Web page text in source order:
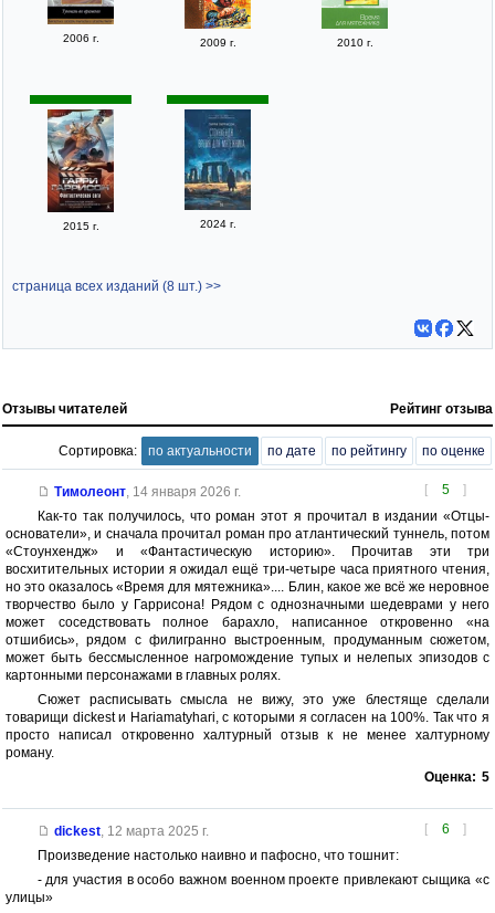
2006 г. 2009 г. 2010 г.
2015 г. 2024 г.
страница всех изданий (8 шт.) >>
Отзывы читателей Рейтинг отзыва
Сортировка: по актуальности по дате по рейтингу по оценке
[ 5 ]
Тимолеонт, 14 января 2026 г.
Как-то так получилось, что роман этот я прочитал в издании «Отцы-
основатели», и сначала прочитал роман про атлантический туннель, потом
«Стоунхендж» и «Фантастическую историю». Прочитав эти три
восхитительных истории я ожидал ещё три-четыре часа приятного чтения,
но это оказалось «Время для мятежника».... Блин, какое же всё же неровное
творчество было у Гаррисона! Рядом с однозначными шедеврами у него
может соседствовать полное барахло, написанное откровенно «на
отшибись», рядом с филигранно выстроенным, продуманным сюжетом,
может быть бессмысленное нагромождение тупых и нелепых эпизодов с
картонными персонажами в главных ролях.
Сюжет расписывать смысла не вижу, это уже блестяще сделали
товарищи dickest и Hariamatyhari, с которыми я согласен на 100%. Так что я
просто написал откровенно халтурный отзыв к не менее халтурному
роману.
Оценка: 5
[ 6 ]
dickest, 12 марта 2025 г.
Произведение настолько наивно и пафосно, что тошнит:
- для участия в особо важном военном проекте привлекают сыщика «с
улицы»